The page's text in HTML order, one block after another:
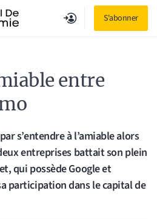
S'abonner
entre
s’entendre à l’amiable alors
entreprises battait son plein
qui possède Google et
participation dans le capital de